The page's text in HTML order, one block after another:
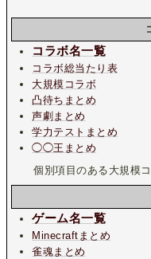
コラボ名一覧
コラボ総当たり表
大規模コラボ
凸待ちまとめ
声劇まとめ
学力テストまとめ
◯◯王まとめ
個別項目のある大規模
ゲーム名一覧
Minecraftまとめ
雀魂まとめ